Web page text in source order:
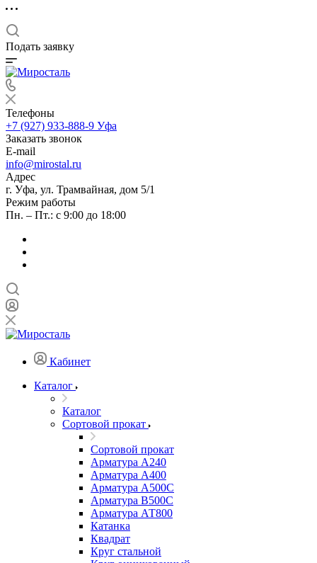
Подать заявку
Телефоны
+7 (927) 933-888-9 Уфа
Заказать звонок
E-mail
info@mirostal.ru
Адрес
г. Уфа, ул. Трамвайная, дом 5/1
Режим работы
Пн. – Пт.: с 9:00 до 18:00
Кабинет
Каталог
Каталог
Сортовой прокат
Сортовой прокат
Арматура А240
Арматура А400
Арматура А500C
Арматура В500С
Арматура АТ800
Катанка
Квадрат
Круг стальной